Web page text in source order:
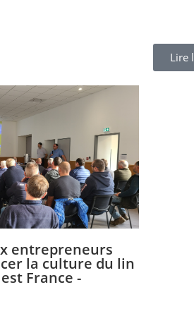
Lire
entrepreneurs
la culture du lin
France -